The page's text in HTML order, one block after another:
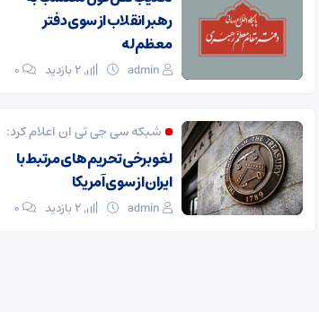
رهبر انقلاب از سوی دفتر
معظم‌له
admin 2 بازدید ۰
شبکه سی جی تی ان اعلام کرد:
لغو برخی تحریم های مرتبط با
ایران از سوی آمریکا
admin 2 بازدید ۰